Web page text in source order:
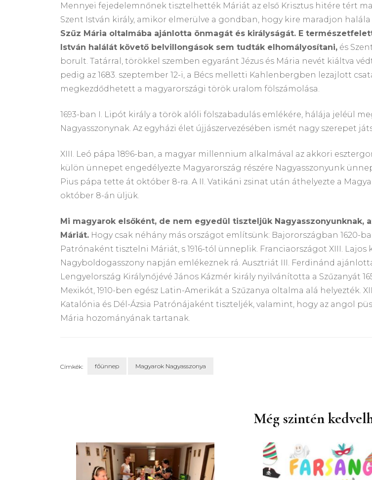
Mennyei fejedelemnőnek tisztelhették Máriát az első Krisztus hitére tért
Szent István király, amikor elmerülve a gondban, hogy kire maradjon halála
Szűz Mária oltalmába ajánlotta önmagát és királyságát. E
István halálát követő belvillongások sem tudták elhomályosítani, és
borult. Tatárral, törökkel szemben egyaránt Jézus és Mária nevét kiáltva
pedig az 1683. szeptember 12-i, a Bécs melletti Kahlenbergben lezajlott
megkezdődhetett a magyarországi török uralom fölszámolása.
1693-ban I. Lipót király a török alóli fölszabadulás emlékére, hálája jeléül
Nagyasszonynak. Az egyházi élet újjászervezésében ismét nagy szerepet
XIII. Leó pápa 1896-ban, a magyar millennium alkalmával az akkori
külön ünnepet engedélyezte Magyarország részére Nagyasszonyunk
Pius pápa tette át október 8-ra. A II. Vatikáni zsinat után áthelyezte a
október 8-án üljük.
Mi magyarok elsőként, de nem egyedül tiszteljük Nagyasszonyunknak,
Máriát. Hogy csak néhány más országot említsünk: Bajorországban 1620-
Patrónaként tisztelni Máriát, s 1916-tól ünneplik. Franciaországot XIII. Lajos
Nagyboldogasszony napján emlékeznek rá. Ausztriát III. Ferdinánd
Lengyelország Királynőjévé János Kázmér király nyilvánította a Szűzanyát
Mexikót, 1910-ben egész Latin-Amerikát a Szűzanya oltalma alá helyezték.
Katalónia és Dél-Ázsia Patrónájaként tiszteljék, valamint, hogy az angol
Mária hozományának tartanak.
Címkék: főünnep Magyarok Nagyasszonya
Még szintén